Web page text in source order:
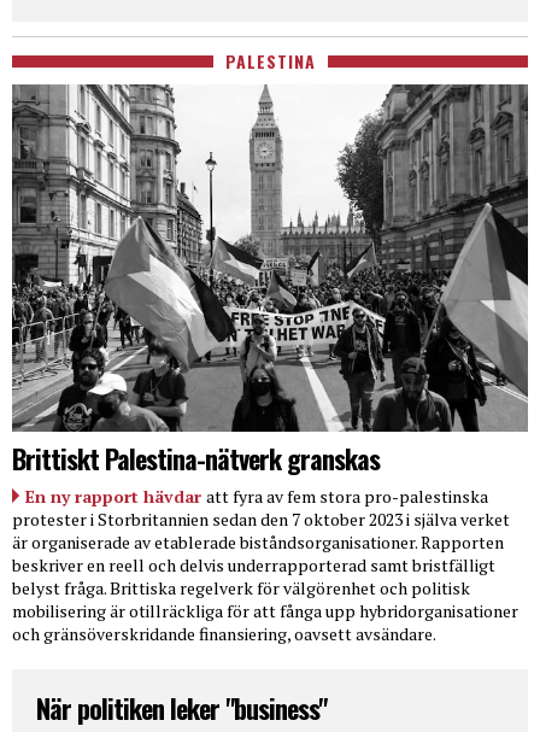
PALESTINA
Brittiskt Palestina-nätverk granskas
En ny rapport hävdar att fyra av fem stora pro-palestinska
protester i Storbritannien sedan den 7 oktober 2023 i själva verket
är organiserade av etablerade biståndsorganisationer. Rapporten
beskriver en reell och delvis underrapporterad samt bristfälligt
belyst fråga. Brittiska regelverk för välgörenhet och politisk
mobilisering är otillräckliga för att fånga upp hybridorganisationer
och gränsöverskridande finansiering, oavsett avsändare.
När politiken leker "business"